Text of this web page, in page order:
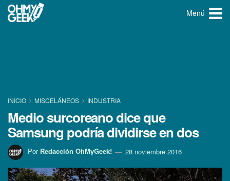
Menú
INICIO MISCELÁNEOS INDUSTRIA
Medio surcoreano dice que
Samsung podrí­a dividirse en dos
Por Redacción OhMyGeek! 28 noviembre 2016